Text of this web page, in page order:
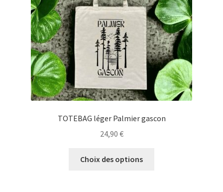
TOTEBAG léger Palmier gascon
24,90 €
Choix des options